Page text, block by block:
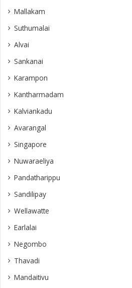
Mallakam
Suthumalai
Alvai
Sankanai
Karampon
Kantharmadam
Kalviankadu
Avarangal
Singapore
Nuwaraeliya
Pandatharippu
Sandilipay
Wellawatte
Earlalai
Negombo
Thavadi
Mandaitivu